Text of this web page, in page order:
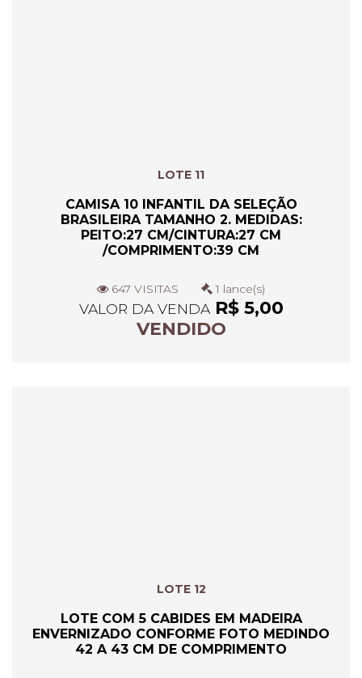
LOTE 11
CAMISA 10 INFANTIL DA SELEÇÃO
BRASILEIRA TAMANHO 2. MEDIDAS:
PEITO:27 CM/CINTURA:27 CM
/COMPRIMENTO:39 CM
647 VISITAS 1 lance(s)
VALOR DA VENDAR$ 5,00
VENDIDO
LOTE 12
LOTE COM 5 CABIDES EM MADEIRA
ENVERNIZADO CONFORME FOTO MEDINDO
42 A 43 CM DE COMPRIMENTO